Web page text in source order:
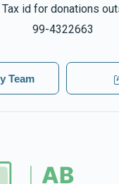
id for donations
99-4322663
Team